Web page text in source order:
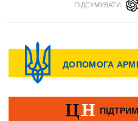
ПІДСУМУВАТИ: